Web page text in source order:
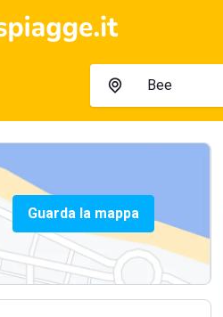
Guarda la mappa